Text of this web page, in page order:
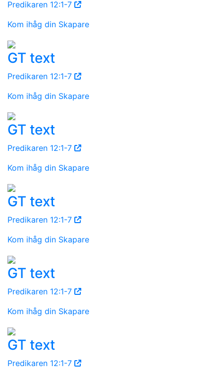
Predikaren 12:1-7
Kom ihåg din Skapare
GT text
Predikaren 12:1-7
Kom ihåg din Skapare
GT text
Predikaren 12:1-7
Kom ihåg din Skapare
GT text
Predikaren 12:1-7
Kom ihåg din Skapare
GT text
Predikaren 12:1-7
Kom ihåg din Skapare
GT text
Predikaren 12:1-7